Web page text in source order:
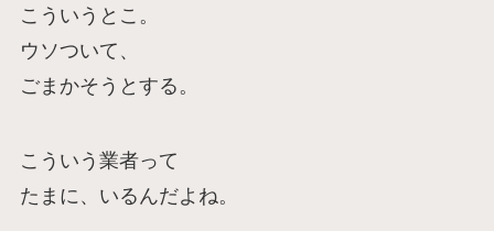
こういうとこ。
ウソついて、
ごまかそうとする。
こういう業者って
たまに、いるんだよね。